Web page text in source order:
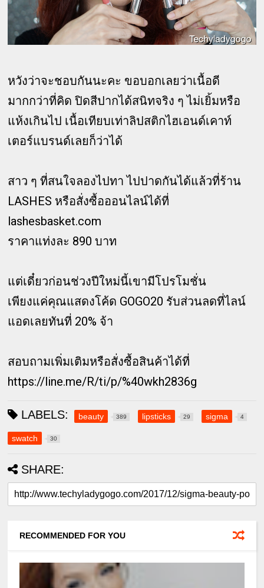
หวังว่าจะชอบกันนะคะ ขอบอกเลยว่าเนื้อดี
มากกว่าที่คิด ปิดสีปากได้สนิทจริง ๆ ไม่เยิ้มหรือ
แห้งเกินไป เนื้อเทียบเท่าลิปสติกไฮเอนด์เคาท์
เตอร์แบรนด์เลยก็ว่าได้
สาว ๆ ที่สนใจลองไปทา ไปปาดกันได้แล้วที่ร้าน
LASHES หรือสั่งซื้อออนไลน์ได้ที่
lashesbasket.com
ราคาแท่งละ 890 บาท
แต่เดี๋ยวก่อนช่วงปีใหม่นี้เขามีโปรโมชั่น
เพียงแค่คุณแสดงโค้ด GOGO20 รับส่วนลดที่ไลน์
แอดเลยทันที่ 20% จ้า
สอบถามเพิ่มเติมหรือสั่งซื้อสินค้าได้ที่
https://line.me/R/ti/p/%40wkh2836g
LABELS: beauty 389 lipsticks 29 sigma 4
swatch 30
SHARE:
RECOMMENDED FOR YOU